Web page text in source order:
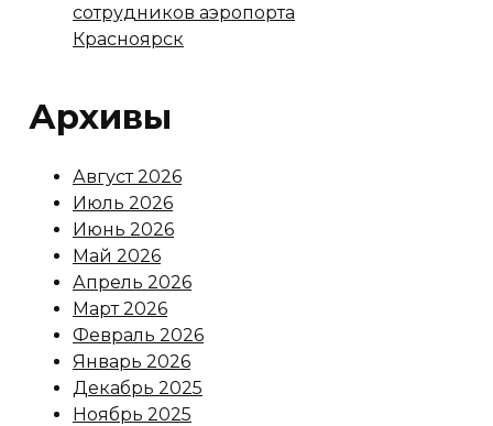
сотрудников аэропорта
Красноярск
Архивы
Август 2026
Июль 2026
Июнь 2026
Май 2026
Апрель 2026
Март 2026
Февраль 2026
Январь 2026
Декабрь 2025
Ноябрь 2025